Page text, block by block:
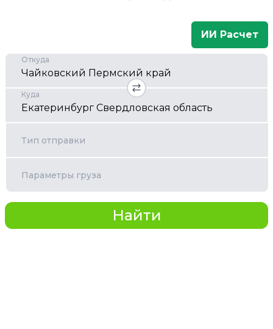
ИИ Расчет
Откуда
Куда
Тип отправки
Параметры груза
Найти